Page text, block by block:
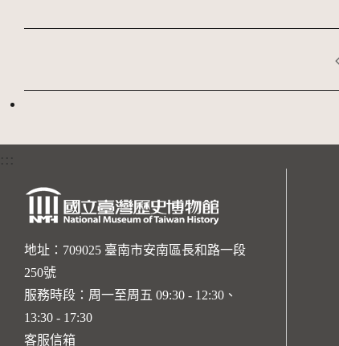
:::
地址：709025 臺南市安南區長和路一段
250號
服務時段：周一至周五 09:30 - 12:30、
13:30 - 17:30
客服信箱